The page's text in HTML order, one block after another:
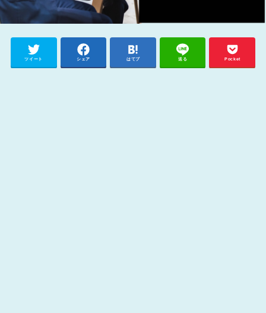
ツイート シェア はてブ 送る Pocket